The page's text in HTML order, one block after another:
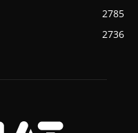
2785
2736